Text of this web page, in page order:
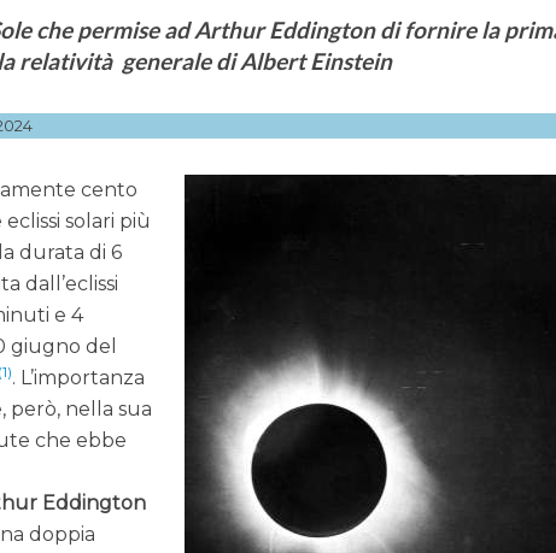
che permise ad Arthur Eddington di fornire la
relatività generale di Albert Einstein
cento
solari più
durata di 6
dall’eclissi
e 4
giugno del
(1). L’importanza
però, nella sua
che ebbe
Eddington
doppia